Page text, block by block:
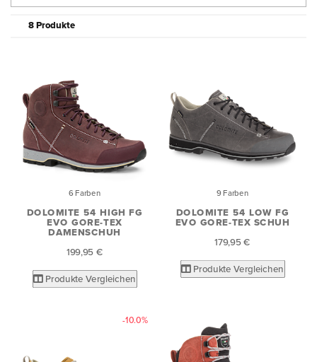
8 Produkte
6 Farben
DOLOMITE 54 HIGH FG
EVO GORE-TEX
DAMENSCHUH
199,95 €
Produkte Vergleichen
9 Farben
DOLOMITE 54 LOW FG
EVO GORE-TEX SCHUH
179,95 €
Produkte Vergleichen
-10.0%